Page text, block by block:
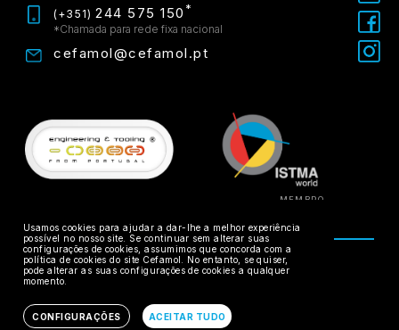
(+351)244 575 150 *
*Chamada para rede fixa nacional
cefamol@cefamol.pt
MEMBRO
Conflitos de Consumo
Política de Privacidade
Livro de Reclamações
Copyright © CEFAMOL 2026
By:
Usamos cookies para ajudar a dar-lhe a melhor experiência
possível no nosso site. Se continuar sem alterar suas
configurações de cookies, assumimos que concorda com a
política de cookies do site Cefamol. No entanto, se quiser,
pode alterar as suas configurações de cookies a qualquer
momento.
CONFIGURAÇÕES ACEITAR TUDO